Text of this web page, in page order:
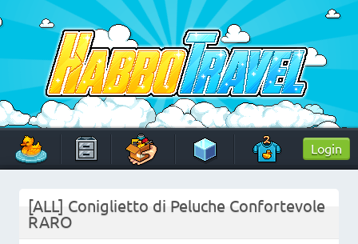
to
content
HabboTravel
Un viaggio di pixel!
Login
[ALL] Coniglietto di Peluche Confortevole
RARO